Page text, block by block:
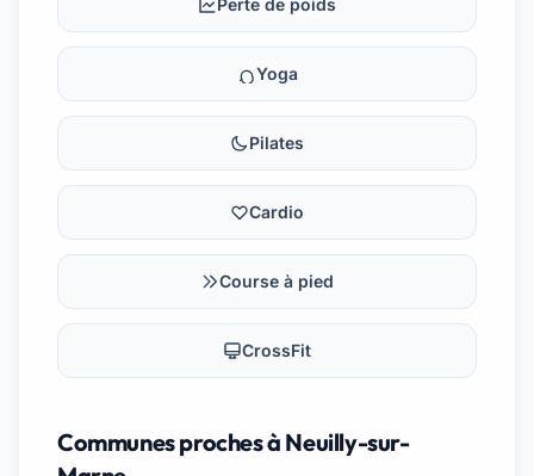
Perte de poids
Yoga
Pilates
Cardio
Course à pied
CrossFit
Communes proches à Neuilly-sur-